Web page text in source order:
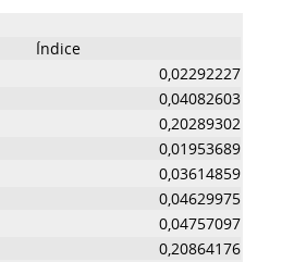
Índice
0,02292227
0,04082603
0,20289302
0,01953689
0,03614859
0,04629975
0,04757097
0,20864176